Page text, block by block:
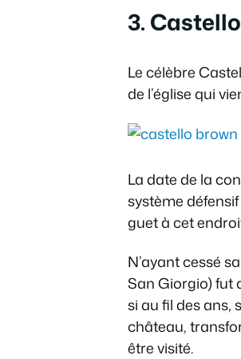
3.
Le célèbre
de l’église qui
La date de la
système
guet à cet
N’ayant cessé
San Giorgio) fut
si au fil des ans,
château,
être visité.